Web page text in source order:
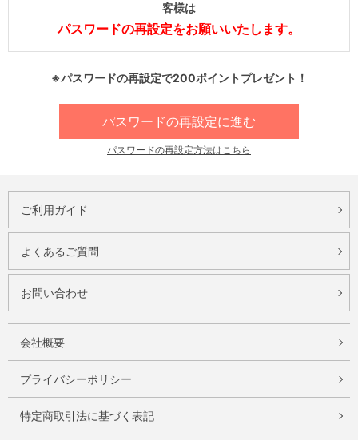
客様は
パスワードの再設定をお願いいたします。
※パスワードの再設定で200ポイントプレゼント！
パスワードの再設定に進む
パスワードの再設定方法はこちら
ご利用ガイド
よくあるご質問
お問い合わせ
会社概要
プライバシーポリシー
特定商取引法に基づく表記